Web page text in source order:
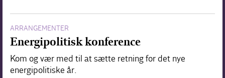
ARRANGEMENTER
Energipolitisk konference
Kom og vær med til at sætte retning for det nye
energipolitiske år.